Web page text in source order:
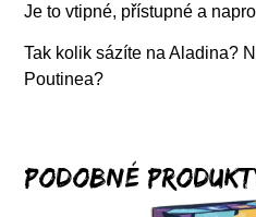
Je to vtipné, přístupné a
Tak kolik sázíte na Aladina?
Poutinea?
Podobné